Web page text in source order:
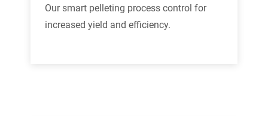
Our smart pelleting process control for
increased yield and efficiency.